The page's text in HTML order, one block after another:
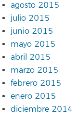
agosto 2015
julio 2015
junio 2015
mayo 2015
abril 2015
marzo 2015
febrero 2015
enero 2015
diciembre 2014